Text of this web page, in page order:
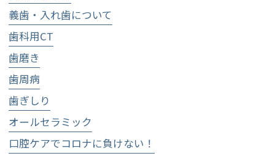
義歯・入れ歯について
歯科用CT
歯磨き
歯周病
歯ぎしり
オールセラミック
口腔ケアでコロナに負けない！